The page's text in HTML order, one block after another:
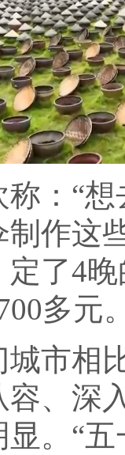
“想
作这
定了4
多元
相比
、深
。“